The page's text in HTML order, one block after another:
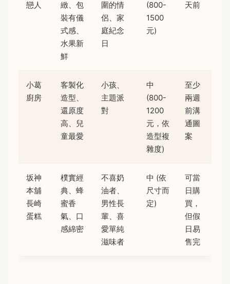
戀人
緻、包
裝有儀
式感、
水果新
鮮
圍的情
侶、家
庭紀念
日
(800-
1500
元)
天前
小葛
廚房
客製化
造型、
還原度
高、兒
童最愛
小孩、
主題派
對
中
(800-
1200
元，依
造型複
雜度)
至少
兩週
前溝
通圖
案
坂神
本舖
長崎
蛋糕
樸實經
典、蜂
蜜香
氣、口
感綿密
不喜奶
油者、
男性長
輩、喜
愛單純
滋味者
中 (依
尺寸而
定)
可當
日購
買，
但假
日易
售完